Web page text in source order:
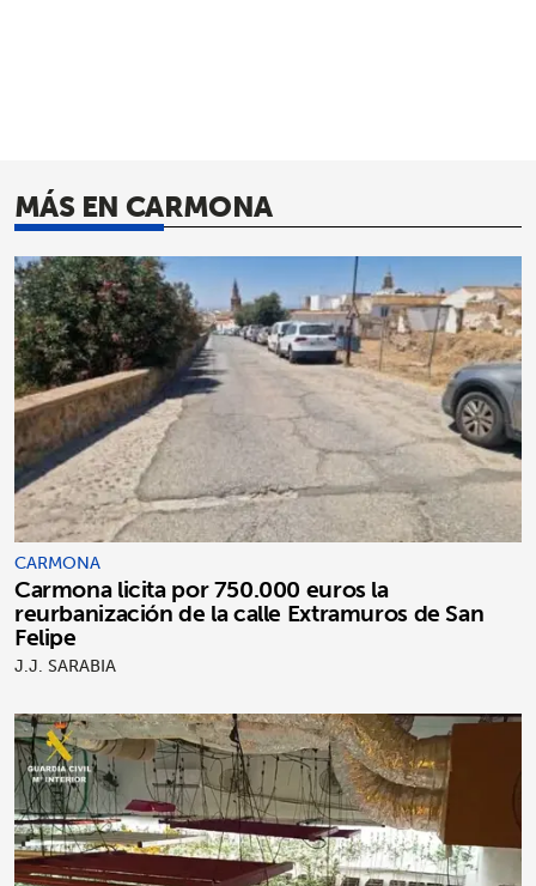
MÁS EN CARMONA
CARMONA
Carmona licita por 750.000 euros la
reurbanización de la calle Extramuros de San
Felipe
J.J. SARABIA